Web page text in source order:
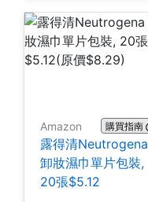
Amazon 購買指南
露得清Neutrogena
卸妝濕巾單片包裝,
20張$5.12